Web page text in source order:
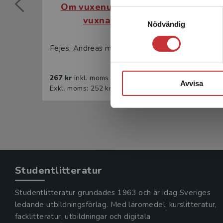
Samtyckesval
Nödvändig
Avvisa
Om vuxenutbildning och
vuxnas studier
Fejes, Andreas m.fl. (red.)
267 kr inkl. moms
Exkl. moms: 252 kr
Exkl.
Studentlitteratur
Studentlitteratur grundades 1963 och är idag Sveriges
ledande utbildningsförlag. Med läromedel, kurslitteratur,
facklitteratur, utbildningar och digitala